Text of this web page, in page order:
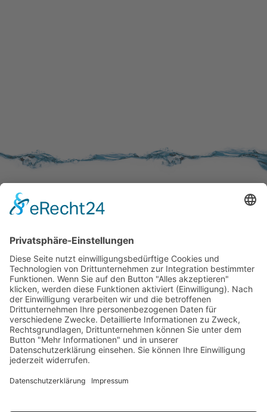
SERVICE
Kundenzufriedenheit
WISSENSWERTES
Broschüren
Aktivkohle
Wer filtert was
Zertifizierungen
KONTAKT
Kontaktformular
Impressum
Datenschutzerklärung
RechtlichesAVB